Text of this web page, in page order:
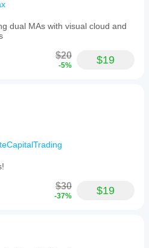
dual MAs with visual cloud and
$20
-5% $19
$30
-37% $19